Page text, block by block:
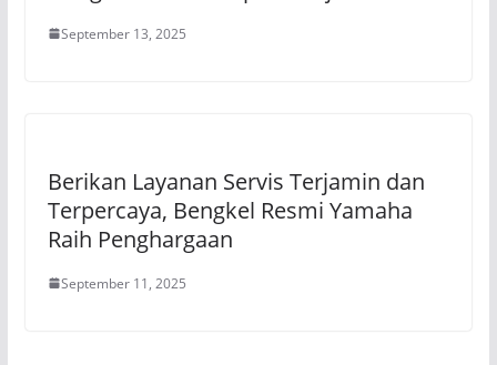
September 13, 2025
Berikan Layanan Servis Terjamin dan
Terpercaya, Bengkel Resmi Yamaha
Raih Penghargaan
September 11, 2025